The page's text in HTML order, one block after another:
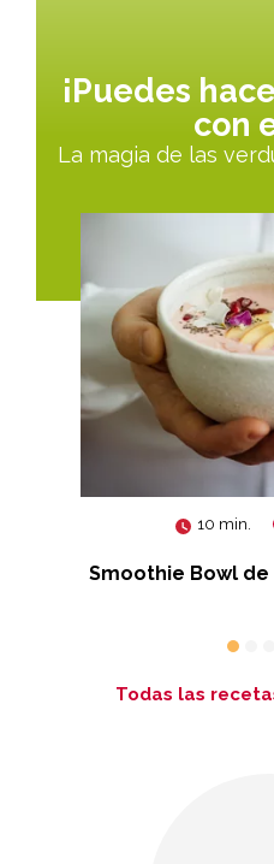
¡Puedes
con
La magia de las
10 min.
Smoothie Bowl
Todas las